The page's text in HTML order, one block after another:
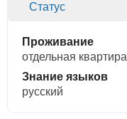
Статус
Проживание
отдельная квартира
Знание языков
русский